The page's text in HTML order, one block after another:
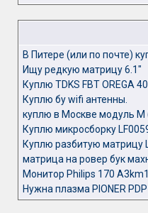
В Питере (или по почте)
Ищу редкую матрицу 6.1"
Куплю TDKS FBT OREGA
Куплю бу wifi антенны.
куплю в Москве модуль М
Куплю микросборку
Куплю разбитую матрицу
матрица на ровер бук
Монитор Philips 170
Нужна плазма PIONER